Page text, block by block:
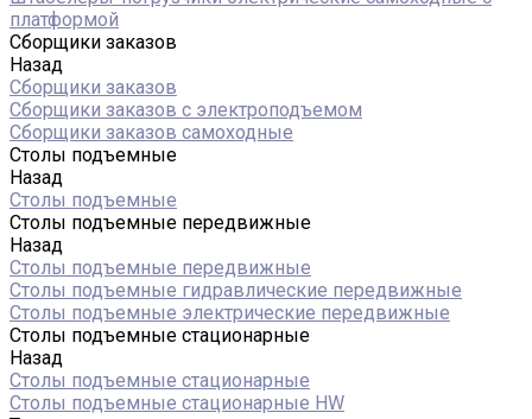
платформой
Сборщики заказов
Назад
Сборщики заказов
Сборщики заказов с электроподъемом
Сборщики заказов самоходные
Столы подъемные
Назад
Столы подъемные
Столы подъемные передвижные
Назад
Столы подъемные передвижные
Столы подъемные гидравлические передвижные
Столы подъемные электрические передвижные
Столы подъемные стационарные
Назад
Столы подъемные стационарные
Столы подъемные стационарные HW